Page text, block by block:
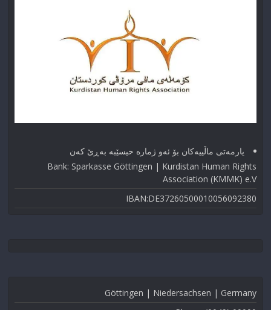
یارمەتی ماڵییەکان بۆ ئەو ژماره حیسێبە بەڕێ کەن
Bank: Sparkasse Göttingen | Kurdistan Human Rights
Association (KMMK) e.V
IBAN:DE37260500010056092380
Göttingen | Niedersachsen | Germany